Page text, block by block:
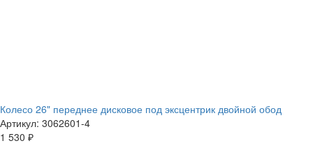
Колесо 26" переднее дисковое под эксцентрик двойной обод
Артикул: 3062601-4
1 530 ₽